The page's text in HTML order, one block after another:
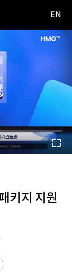
사이
EN
키지 지원